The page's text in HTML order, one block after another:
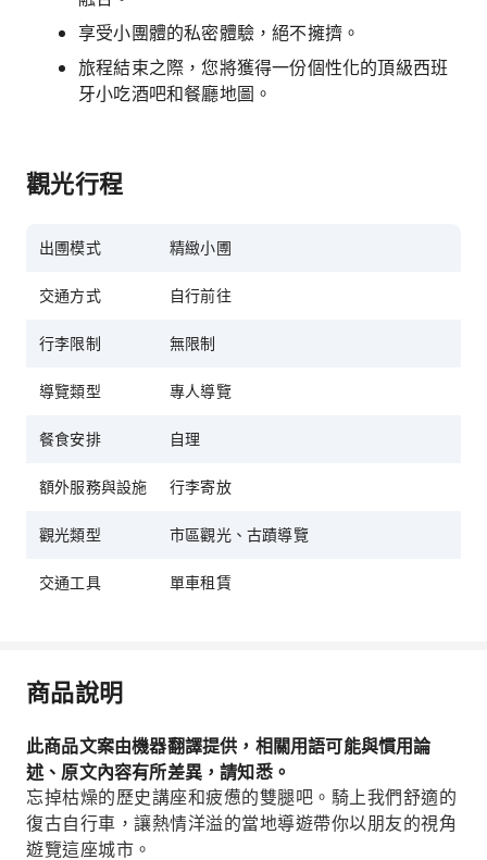
享受小團體的私密體驗，絕不擁擠。
旅程結束之際，您將獲得一份個性化的頂級西班
牙小吃酒吧和餐廳地圖。
觀光行程
出圑模式 精緻小圑
交通方式 自行前往
行李限制 無限制
導覽類型 專人導覽
餐食安排 自理
額外服務與設施 行李寄放
觀光類型 市區觀光、古蹟導覽
交通工具 單車租賃
商品說明
此商品文案由機器翻譯提供，相關用語可能與慣用論
述、原文內容有所差異，請知悉。
忘掉枯燥的歷史講座和疲憊的雙腿吧。騎上我們舒適的
復古自行車，讓熱情洋溢的當地導遊帶你以朋友的視角
遊覽這座城市。